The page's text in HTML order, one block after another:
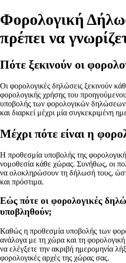
Φορολογική
πρέπει να
Πότε ξεκινούν οι
Οι φορολογικές δηλώσεις ξεκινούν
φορολογικής χρήσης του
υποβολής των φορολογικών δηλώσεων
και διαρκεί μέχρι μία συγκεκριμένη
Μέχρι πότε είναι η
Η προθεσμία υποβολής της
νομοθεσία κάθε χώρας. Συνήθως, οι
να ολοκληρώσουν τη δήλωσή τους,
και πρόστιμα.
Εώς πότε οι φορολογικές
υποβληθούν;
Καθώς η προθεσμία υποβολής των
ανάλογα με τη χώρα και τη
να ελέγξετε την ακριβή ημερομηνία
φορολογικές αρχές της χώρας σας.